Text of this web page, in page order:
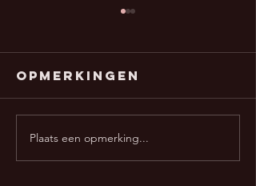
ZUIVERING
GROEPS
Opmerkingen
Plaats een opmerking...